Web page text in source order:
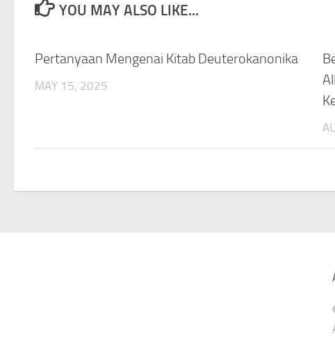
YOU MAY ALSO LIKE...
Pertanyaan Mengenai Kitab Deuterokanonika
MAY 15, 2025